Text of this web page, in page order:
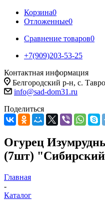
Корзина0
Отложенные0
Сравнение товаров0
+7(909)203-53-25
Контактная информация
Белгородский р-н, с.
info@sad-dom31.ru
Поделиться
Огурец
(7шт)
Главная
-
Каталог